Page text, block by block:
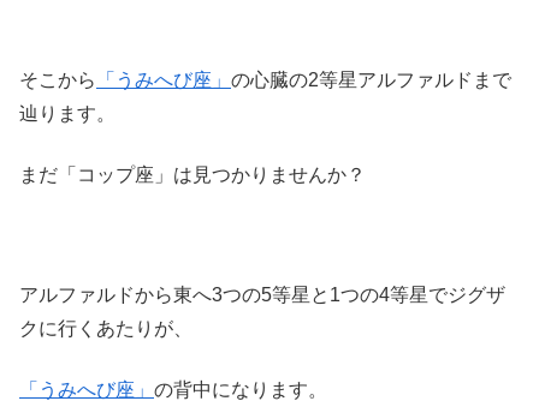
そこから 「うみへび座」 の心臓の2等星アルファルドまで
辿ります。
まだ「コップ座」は見つかりませんか？
アルファルドから東へ3つの5等星と1つの4等星でジグザ
クに行くあたりが、
「うみへび座」 の背中になります。